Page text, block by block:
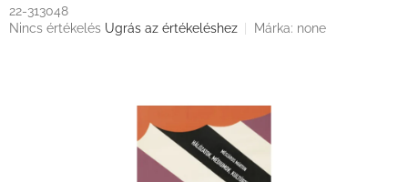
22-313048
A
Nincs értékelés Ugrás az értékeléshez Márka: none